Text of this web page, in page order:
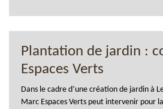
Plantation de jardin :
Espaces Verts
Dans le cadre d’une création de jardin à
Marc Espaces Verts peut intervenir pour